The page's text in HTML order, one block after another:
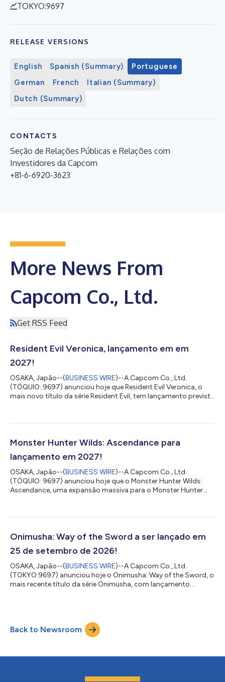
TOKYO:9697
RELEASE VERSIONS
English Spanish (Summary)
Portuguese
German
French
Italian (Summary)
Dutch (Summary)
CONTACTS
Seção de Relações Públicas e Relações com
Investidores da Capcom
+81-6-6920-3623
More News From
Capcom Co., Ltd.
Get RSS Feed
Resident Evil Veronica, lançamento em em
2027!
OSAKA, Japão--(BUSINESS WIRE)--A Capcom Co., Ltd.
(TÓQUIO: 9697) anunciou hoje que Resident Evil Veronica, o
mais novo título da série Resident Evil, tem lançamento previsto
de armas e outros itens para sobreviver a situações
apaixonada, as vendas acumuladas do jogo desde o
lançamento do primeiro título desta série prin...
Monster Hunter Wilds: Ascendance para
lançamento em 2027!
OSAKA, Japão--(BUSINESS WIRE)--A Capcom Co., Ltd.
(TÓQUIO: 9697) anunciou hoje que o Monster Hunter Wilds:
Ascendance, uma expansão massiva para o Monster Hunter
para o Monster Hunter Wilds, que foi lançado em fevereiro de
expansão irá aprofundar ainda mais a experiência de
jogabilidade com novos conteúdos, incluindo novos níveis...
Onimusha: Way of the Sword a ser lançado em
25 de setembro de 2026!
OSAKA, Japão--(BUSINESS WIRE)--A Capcom Co., Ltd.
(TOKYO:9697) anunciou hoje o Onimusha: Way of the Sword, o
mais recente título da série Onimusha, com lançamento
inspiração japonesa. Traz Miyamoto Musashi como
protagonista e se passa na Quioto da era Edo que foi
corrompida pelas malévolas nuvens de Malice. A Capcom está
Back to Newsroom